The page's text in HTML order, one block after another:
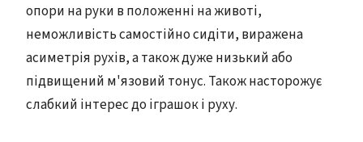
опори на руки в положенні на животі,
неможливість самостійно сидіти, виражена
асиметрія рухів, а також дуже низький або
підвищений м'язовий тонус. Також насторожує
слабкий інтерес до іграшок і руху.